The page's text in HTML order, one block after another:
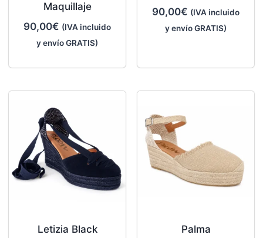
Maquillaje
90,00€ (IVA incluido
y envío GRATIS)
90,00€ (IVA incluido
y envío GRATIS)
Letizia Black
Palma